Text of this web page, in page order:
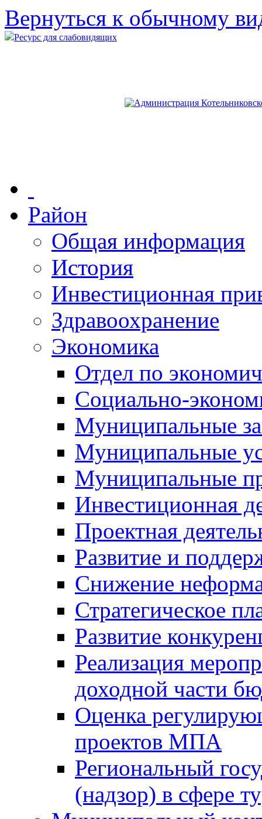
Вернуться к обычному
Ресурс для слабовидящих
Район
Общая информация
История
Инвестиционная
Здравоохранение
Экономика
Отдел по
Социально-
Муниципальные
Муниципальные
Муниципальные
Инвестиционная
Проектная
Развитие и
Снижение
Стратегическое
Развитие
Реализация
доходной части
Оценка
проектов МПА
Региональный
(надзор) в сфере